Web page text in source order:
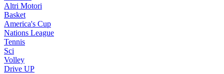
Altri Motori
Basket
America's Cup
Nations League
Tennis
Sci
Volley
Drive UP